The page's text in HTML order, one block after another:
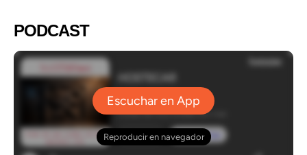
PODCAST